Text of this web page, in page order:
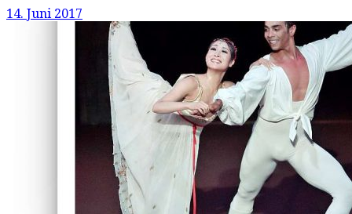
14. Juni 2017